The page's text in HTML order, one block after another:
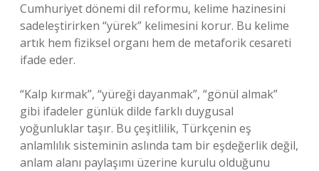
Cumhuriyet dönemi dil reformu, kelime hazinesini
sadeleştirirken “yürek” kelimesini korur. Bu kelime
artık hem fiziksel organı hem de metaforik cesareti
ifade eder.
“Kalp kırmak”, “yüreği dayanmak”, “gönül almak”
gibi ifadeler günlük dilde farklı duygusal
yoğunluklar taşır. Bu çeşitlilik, Türkçenin eş
anlamlılık sisteminin aslında tam bir eşdeğerlik değil,
anlam alanı paylaşımı üzerine kurulu olduğunu